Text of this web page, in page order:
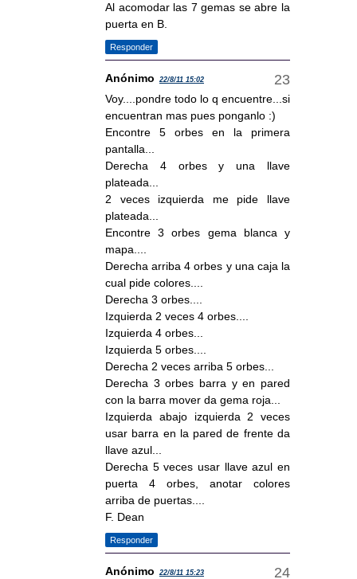
Al acomodar las 7 gemas se abre la
puerta en B.
Responder
Anónimo 22/8/11 15:02
Voy....pondre todo lo q encuentre...si
encuentran mas pues ponganlo :)
Encontre 5 orbes en la primera
pantalla...
Derecha 4 orbes y una llave
plateada...
2 veces izquierda me pide llave
plateada...
Encontre 3 orbes gema blanca y
mapa....
Derecha arriba 4 orbes y una caja la
cual pide colores....
Derecha 3 orbes....
Izquierda 2 veces 4 orbes....
Izquierda 4 orbes...
Izquierda 5 orbes....
Derecha 2 veces arriba 5 orbes...
Derecha 3 orbes barra y en pared
con la barra mover da gema roja...
Izquierda abajo izquierda 2 veces
usar barra en la pared de frente da
llave azul...
Derecha 5 veces usar llave azul en
puerta 4 orbes, anotar colores
arriba de puertas....
F. Dean
Responder
Anónimo 22/8/11 15:23